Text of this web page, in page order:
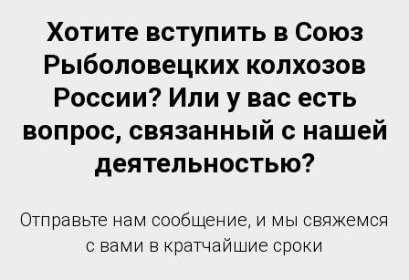
Хотите вступить в Союз
Рыболовецких колхозов
России? Или у вас есть
вопрос, связанный с нашей
деятельностью?
Отправьте нам сообщение, и мы свяжемся
с вами в кратчайшие сроки